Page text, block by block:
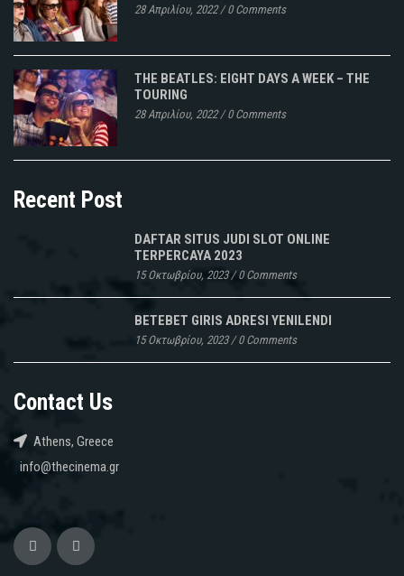
28 Απριλίου, 2022/0 Comments
THE BEATLES: EIGHT DAYS A WEEK – THE
TOURING
28 Απριλίου, 2022/0 Comments
Recent Post
DAFTAR SITUS JUDI SLOT ONLINE
TERPERCAYA 2023
15 Οκτωβρίου, 2023/0 Comments
BETEBET GIRIS ADRESI YENILENDI
15 Οκτωβρίου, 2023/0 Comments
Contact Us
Athens, Greece
info@thecinema.gr